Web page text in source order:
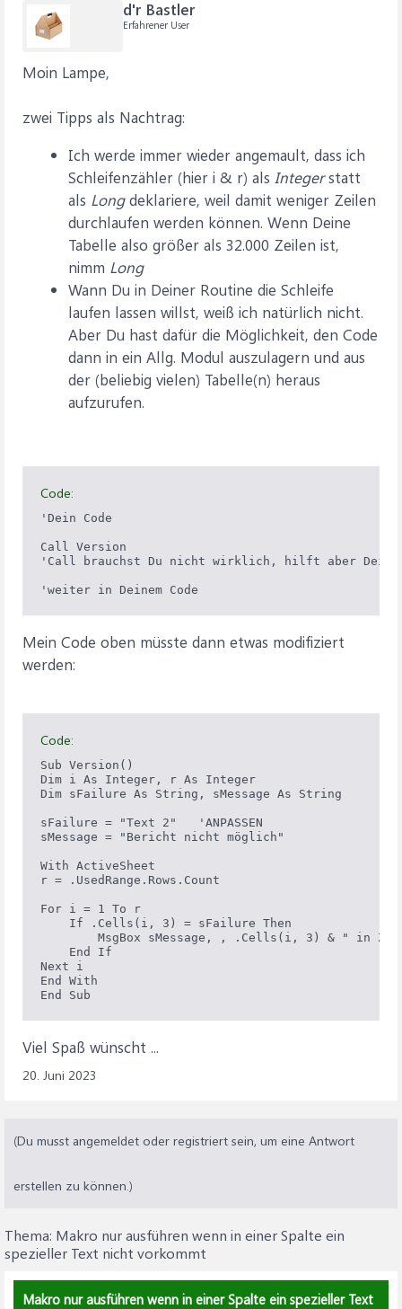
d'r Bastler
Erfahrener User
Moin Lampe,
zwei Tipps als Nachtrag:
Ich werde immer wieder angemault, dass ich
Schleifenzähler (hier i & r) als Integerstatt
als Longdeklariere, weil damit weniger Zeilen
durchlaufen werden können. Wenn Deine
Tabelle also größer als 32.000 Zeilen ist,
nimm Long
Wann Du in Deiner Routine die Schleife
laufen lassen willst, weiß ich natürlich nicht.
Aber Du hast dafür die Möglichkeit, den Code
dann in ein Allg. Modul auszulagern und aus
der (beliebig vielen) Tabelle(n) heraus
aufzurufen.
Code:
'Dein Code
Call Version
'Call brauchst Du nicht wirklich, hilft aber
'weiter in Deinem Code
Mein Code oben müsste dann etwas modifiziert
werden:
Code:
Sub Version()
Dim i As Integer, r As Integer
Dim sFailure As String, sMessage As String
sFailure = "Text 2"   'ANPASSEN
sMessage = "Bericht nicht möglich"
With ActiveSheet
r = .UsedRange.Rows.Count
For i = 1 To r
    If .Cells(i, 3) = sFailure Then
MsgBox sMessage, , .Cells(i, 3) & " in
    End If
Next i
End With
End Sub
Viel Spaß wünscht ...
20. Juni 2023
(Du musst angemeldet oder registriert sein, um eine Antwort
erstellen zu können.)
Thema: Makro nur ausführen wenn in einer Spalte ein
spezieller Text nicht vorkommt
Makro nur ausführen wenn in einer Spalte ein spezieller Text